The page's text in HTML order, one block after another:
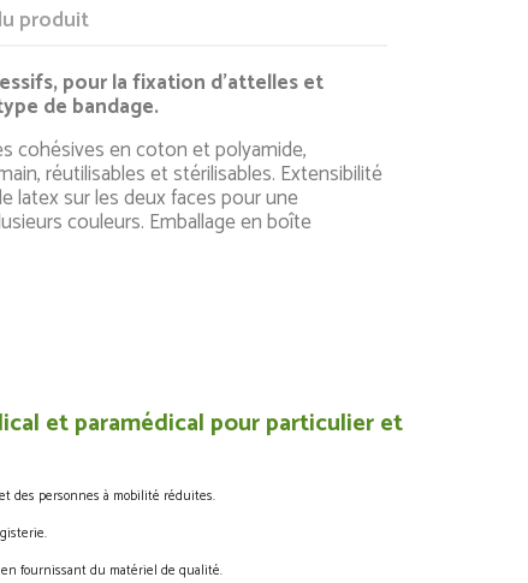
produit
pour la fixation d'attelles et
de bandage.
cohésives en coton et polyamide,
réutilisables et stérilisables. Extensibilité
latex sur les deux faces pour une
couleurs. Emballage en boîte
et paramédical pour particulier et
des personnes à mobilité réduites.
fournissant du matériel de qualité.